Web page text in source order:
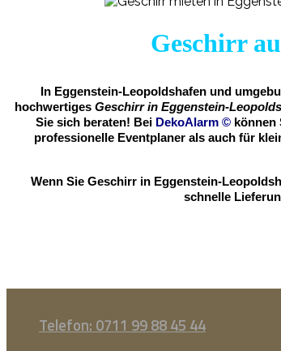
Geschirr
In Eggenstein-Leopoldshafen und
hochwertiges Geschirr in Eggenstein-
Sie sich beraten! Bei DekoAlarm ©
professionelle Eventplaner als auch für
Wenn Sie Geschirr in Eggenstein-
schnelle
Telefon: 0711 99 88 45 44